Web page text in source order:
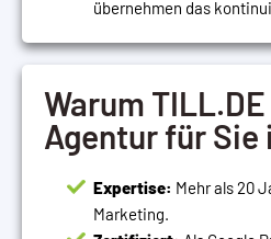
übernehmen das
Warum
Agentur für Sie
Expertise: Mehr als 20
Marketing.